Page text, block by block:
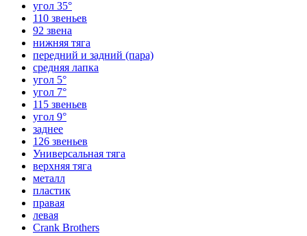
угол 35°
110 звеньев
92 звена
нижняя тяга
передний и задний (пара)
средняя лапка
угол 5°
угол 7°
115 звеньев
угол 9°
заднее
126 звеньев
Универсальная тяга
верхняя тяга
металл
пластик
правая
левая
Crank Brothers